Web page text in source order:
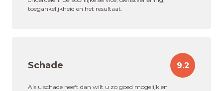
toegankelijkheid en het resultaat.
Schade 9.2
Als u schade heeft dan wilt u zo goed mogelijk en